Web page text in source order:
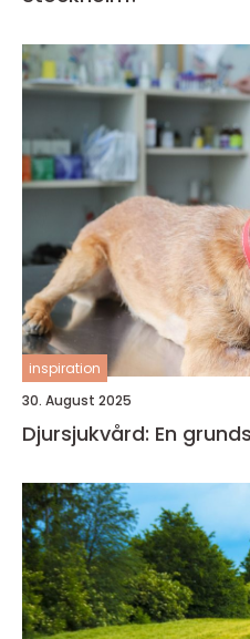
inspiration
30. August 2025
Djursjukvård: En